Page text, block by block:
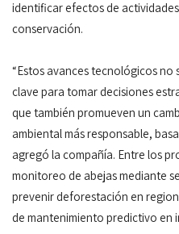
identificar efectos de
conservación.
“Estos avances tecnológicos
clave para tomar decisiones
que también promueven un
ambiental más responsable,
agregó la compañía. Entre los
monitoreo de abejas mediante
prevenir deforestación en
de mantenimiento predictivo en